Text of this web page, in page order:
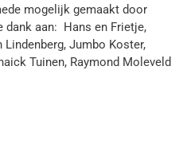
mogelijk gemaakt door
dank aan: Hans en Frietje,
Jumbo Koster,
Tuinen, Raymond Moleveld